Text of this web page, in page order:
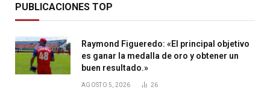
PUBLICACIONES TOP
Raymond Figueredo: «El principal objetivo
es ganar la medalla de oro y obtener un
buen resultado.»
AGOSTO 5, 2026 26